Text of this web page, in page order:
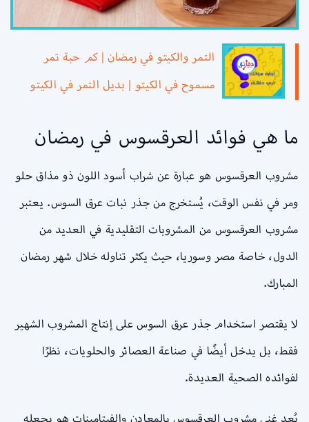
التمر والكيتو في رمضان | كم حبة تمر
مسموح في الكيتو | بديل التمر في الكيتو
ما هي فوائد العرقسوس في رمضان
مشروب العرقسوس هو عبارة عن شراب أسود اللون ذو مذاق حلو
ومر في نفس الوقت، يُستخرج من جذر نبات عرق السوس. يعتبر
مشروب العرقسوس من المشروبات التقليدية في العديد من
الدول، خاصة مصر وسوريا، حيث يكثر تناوله خلال شهر رمضان
المبارك.
لا يقتصر استخدام جذر عرق السوس على إنتاج المشروب الشهير
فقط، بل يدخل أيضًا في صناعة العصائر والحلويات، نظرًا
لفوائده الصحية العديدة.
يُعد غنى مشروب العرقسوس بالمعادن والفيتامينات هو يجعله